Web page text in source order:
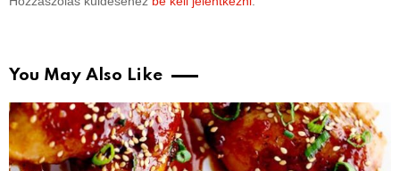
You May Also Like